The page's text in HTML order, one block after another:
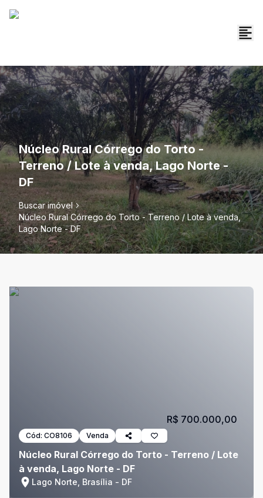
Núcleo Rural Córrego do Torto -
Terreno / Lote à venda, Lago Norte -
DF
Buscar imóvel
Núcleo Rural Córrego do Torto - Terreno / Lote à venda,
Lago Norte - DF
Cód: CO8106 Venda
Núcleo Rural Córrego do Torto - Terreno / Lote
à venda, Lago Norte - DF
Lago Norte, Brasília - DF
R$ 700.000,00